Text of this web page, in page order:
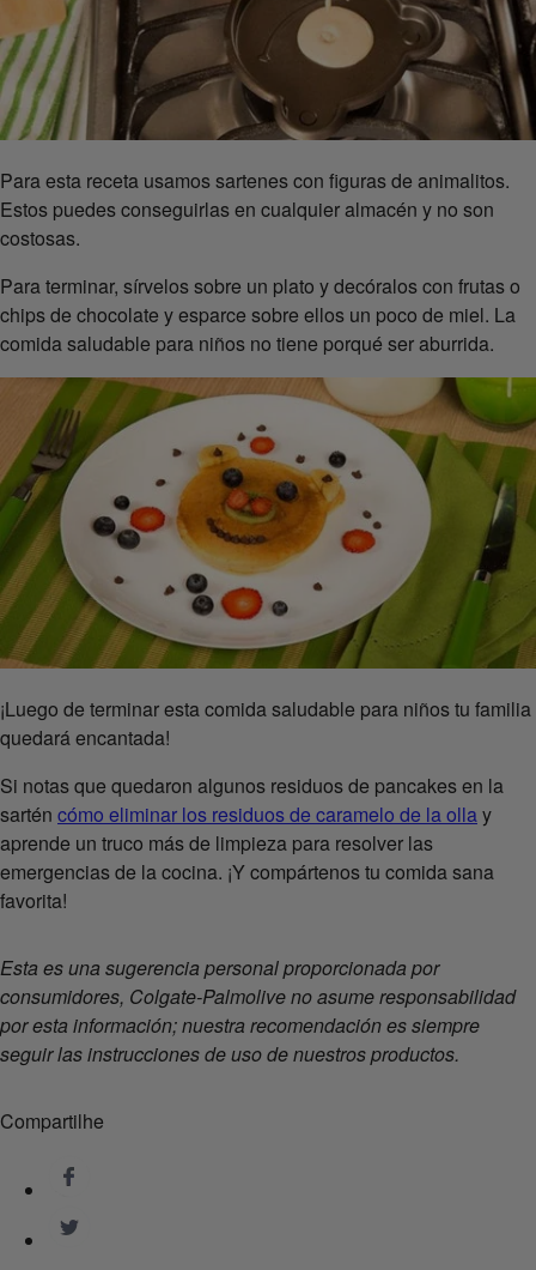
Para esta receta usamos sartenes con figuras de animalitos.
Estos puedes conseguirlas en cualquier almacén y no son
costosas.
Para terminar, sírvelos sobre un plato y decóralos con frutas o
chips de chocolate y esparce sobre ellos un poco de miel. La
comida saludable para niños no tiene porqué ser aburrida.
¡Luego de terminar esta comida saludable para niños tu familia
quedará encantada!
Si notas que quedaron algunos residuos de pancakes en la
sartén cómo eliminar los residuos de caramelo de la olla y
aprende un truco más de limpieza para resolver las
emergencias de la cocina. ¡Y compártenos tu comida sana
favorita!
Esta es una sugerencia personal proporcionada por
consumidores, Colgate-Palmolive no asume responsabilidad
por esta información; nuestra recomendación es siempre
seguir las instrucciones de uso de nuestros productos.
Compartilhe